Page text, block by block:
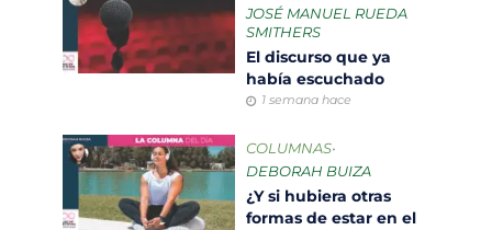
JOSÉ MANUEL RUEDA
SMITHERS
El discurso que ya
había escuchado
1 semana hace
COLUMNAS•
DEBORAH BUIZA
¿Y si hubiera otras
formas de estar en el